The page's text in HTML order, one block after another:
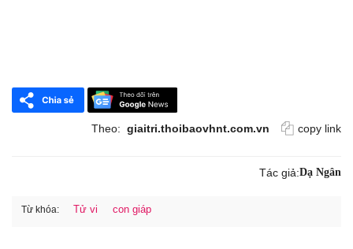
Theo: giaitri.thoibaovhnt.com.vn copy link
Tác giả:Dạ Ngân
Từ khóa: Tử vi con giáp